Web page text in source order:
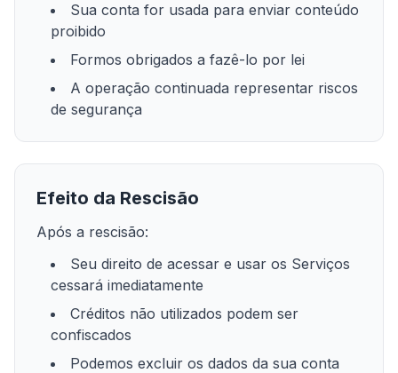
Sua conta for usada para enviar conteúdo
proibido
Formos obrigados a fazê-lo por lei
A operação continuada representar riscos
de segurança
Efeito da Rescisão
Após a rescisão:
Seu direito de acessar e usar os Serviços
cessará imediatamente
Créditos não utilizados podem ser
confiscados
Podemos excluir os dados da sua conta